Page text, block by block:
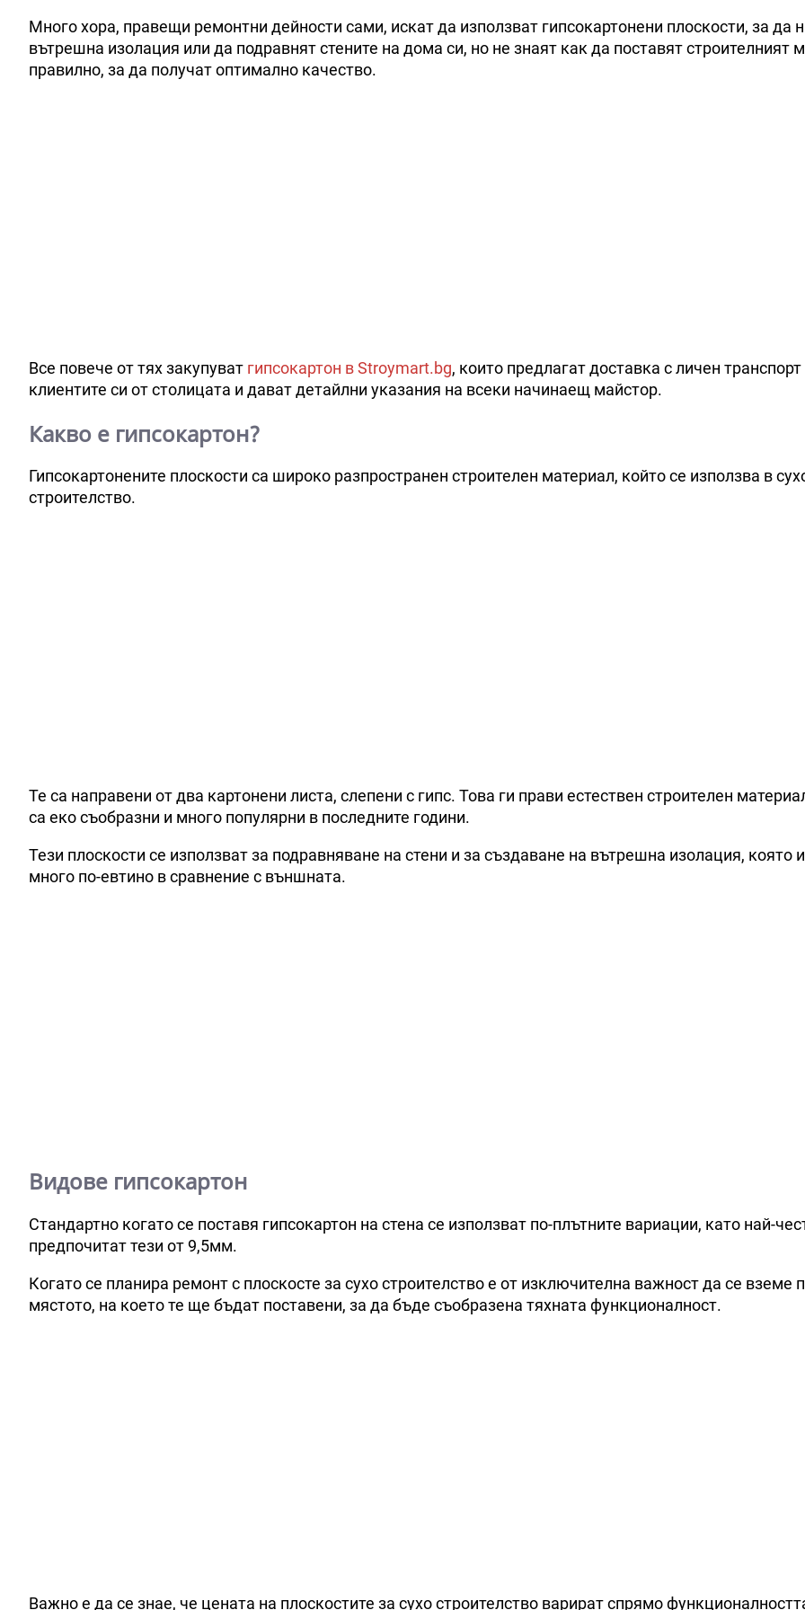
Много хора, правещи ремонтни дейности сами, искат да използват гипсокартонени плоскости, за да
вътрешна изолация или да подравнят стените на дома си, но не знаят как да поставят строителният
правилно, за да получат оптимално качество.
Все повече от тях закупуват гипсокартон в Stroymart.bg, които предлагат доставка с личен транспорт
клиентите си от столицата и дават детайлни указания на всеки начинаещ майстор.
Какво е гипсокартон?
Гипсокартонените плоскости са широко разпространен строителен материал, който се използва в
строителство.
Те са направени от два картонени листа, слепени с гипс. Това ги прави естествен строителен
са еко съобразни и много популярни в последните години.
Тези плоскости се използват за подравняване на стени и за създаване на вътрешна изолация, която
много по-евтино в сравнение с външната.
Видове гипсокартон
Стандартно когато се поставя гипсокартон на стена се използват по-плътните вариации, като най-
предпочитат тези от 9,5мм.
Когато се планира ремонт с плоскосте за сухо строителство е от изключителна важност да се вземе
мястото, на което те ще бъдат поставени, за да бъде съобразена тяхната функционалност.
Важно е да се знае, че цената на плоскостите за сухо строителство варират спрямо